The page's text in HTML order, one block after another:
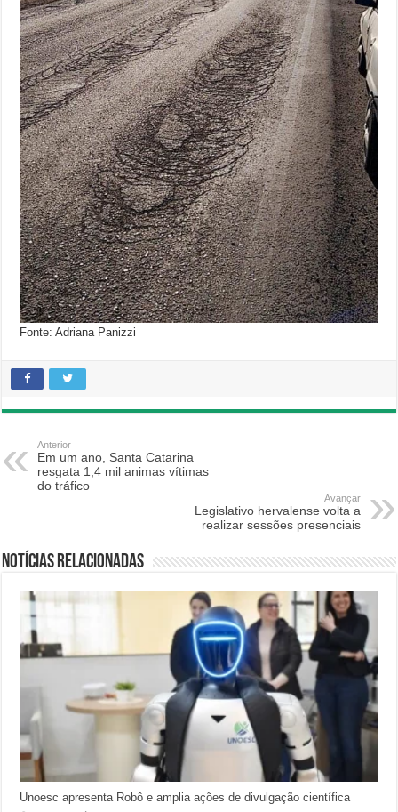
Fonte: Adriana Panizzi
Anterior
Em um ano, Santa Catarina
resgata 1,4 mil animas vítimas
do tráfico
Avançar
Legislativo hervalense volta a
realizar sessões presenciais
Notícias relacionadas
Unoesc apresenta Robô e amplia ações de divulgação científica